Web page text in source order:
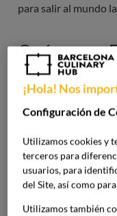
para salir al mundo
Qué es una
de un
LaFormación
escuela secundaria.
habilidades y
determinada.
La diferencia
¡Hola! Nos
Configuración de
Utilizamos cookies y
terceros para
usuarios, para
del Site, así como
Utilizamos también